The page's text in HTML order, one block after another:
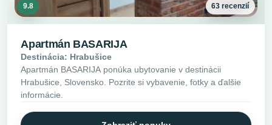
9.8 63 recenzií
Apartmán BASARIJA
Destinácia: Hrabušice
Apartmán BASARIJA ponúka ubytovanie v destinácii
Hrabušice, Slovensko. Pozrite si vybavenie, fotky a ďalšie
informácie.